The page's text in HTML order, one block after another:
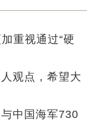
重视通过“硬
观点，希望大
中国海军730